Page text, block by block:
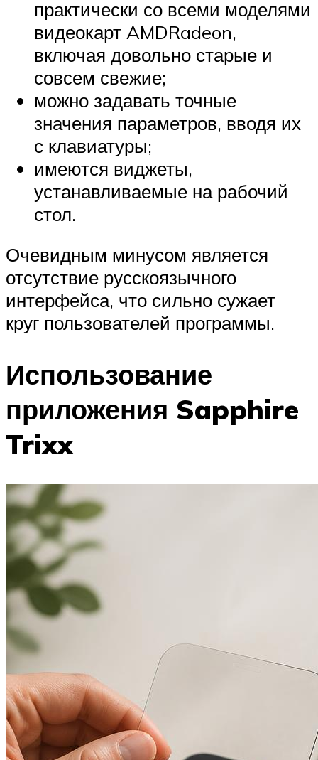
практически со всеми моделями
видеокарт AMDRadeon,
включая довольно старые и
совсем свежие;
можно задавать точные
значения параметров, вводя их
с клавиатуры;
имеются виджеты,
устанавливаемые на рабочий
стол.
Очевидным минусом является
отсутствие русскоязычного
интерфейса, что сильно сужает
круг пользователей программы.
Использование
приложения Sapphire
Trixx